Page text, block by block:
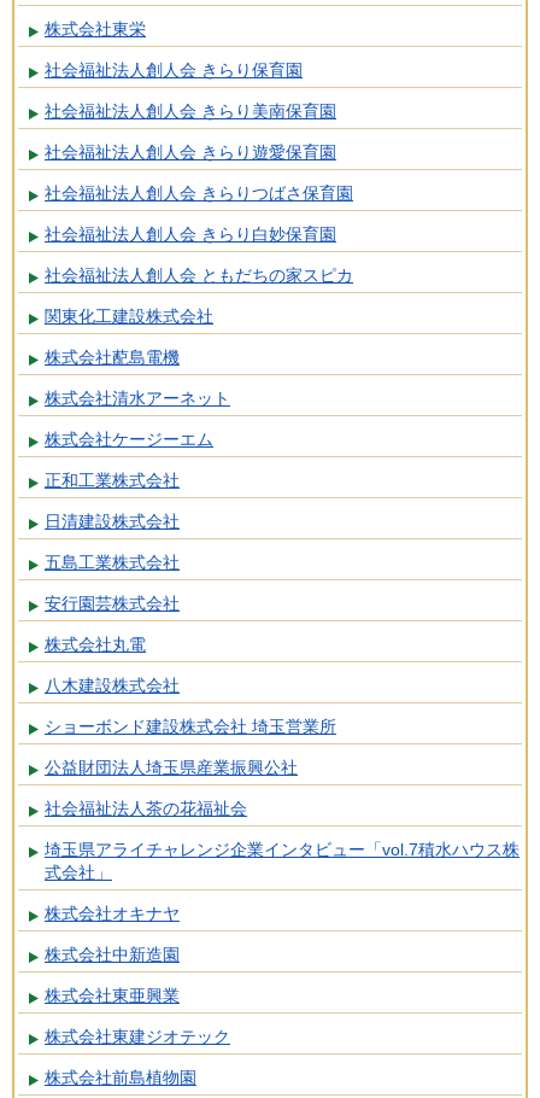
株式会社東栄
社会福祉法人創人会 きらり保育園
社会福祉法人創人会 きらり美南保育園
社会福祉法人創人会 きらり遊愛保育園
社会福祉法人創人会 きらりつばさ保育園
社会福祉法人創人会 きらり白妙保育園
社会福祉法人創人会 ともだちの家スピカ
関東化工建設株式会社
株式会社蓜島電機
株式会社清水アーネット
株式会社ケージーエム
正和工業株式会社
日清建設株式会社
五島工業株式会社
安行園芸株式会社
株式会社丸電
八木建設株式会社
ショーボンド建設株式会社 埼玉営業所
公益財団法人埼玉県産業振興公社
社会福祉法人茶の花福祉会
埼玉県アライチャレンジ企業インタビュー「vol.7積水ハウス株
式会社」
株式会社オキナヤ
株式会社中新造園
株式会社東亜興業
株式会社東建ジオテック
株式会社前島植物園